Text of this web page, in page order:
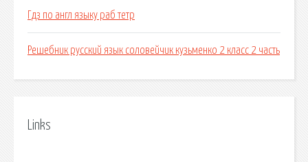
Гдз по англ языку раб тетр
Решебник русский язык соловейчик кузьменко 2 класс 2 часть
Links